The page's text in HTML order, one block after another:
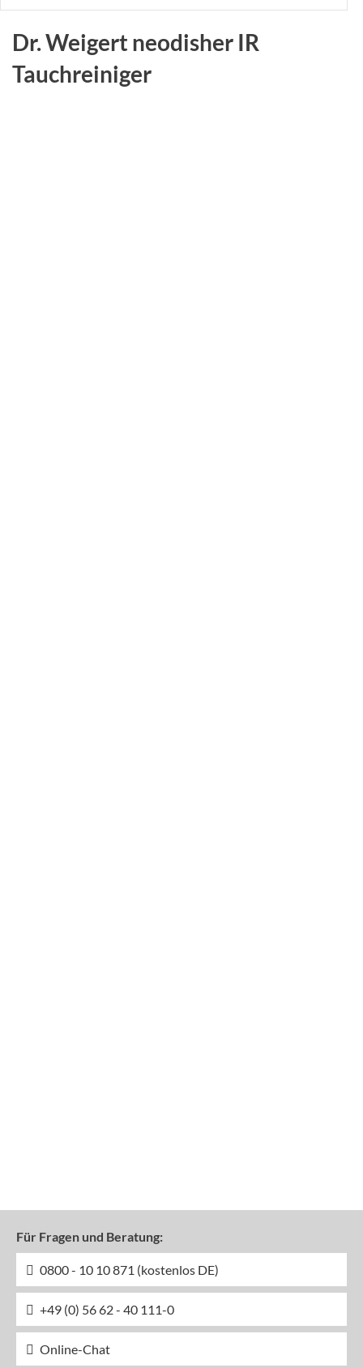
Dr. Weigert neodisher IR
Tauchreiniger
Für Fragen und Beratung:
0800 - 10 10 871 (kostenlos DE)
+49 (0) 56 62 - 40 111-0
Online-Chat